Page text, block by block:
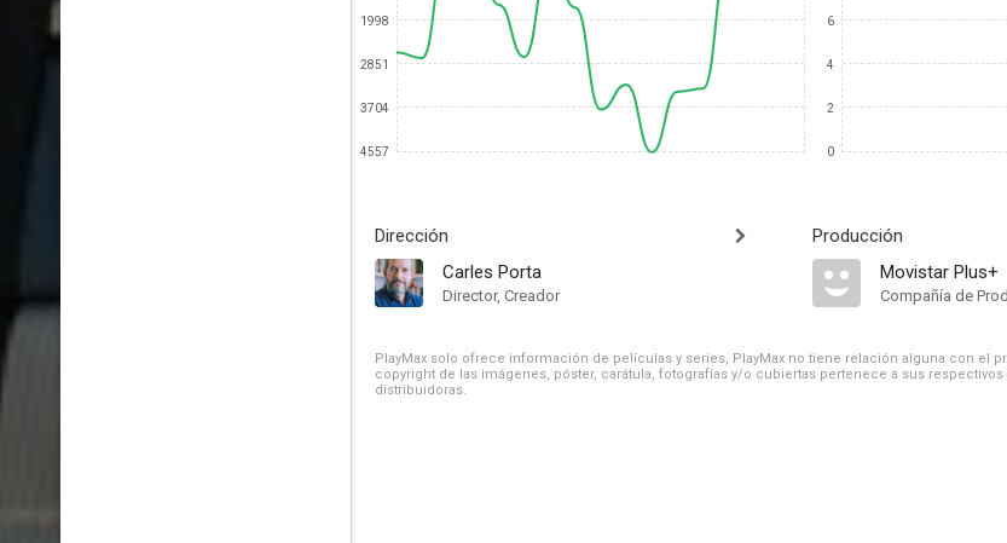
1998
2851
3704
4557
6
4
2
0
Dirección
Carles Porta
Director, Creador
Producción
Movistar Plus+
Compañía de
PlayMax solo ofrece información de películas y series, PlayMax no tiene relación alguna con el
copyright de las imágenes, póster, carátula, fotografías y/o cubiertas pertenece a sus
distribuidoras.